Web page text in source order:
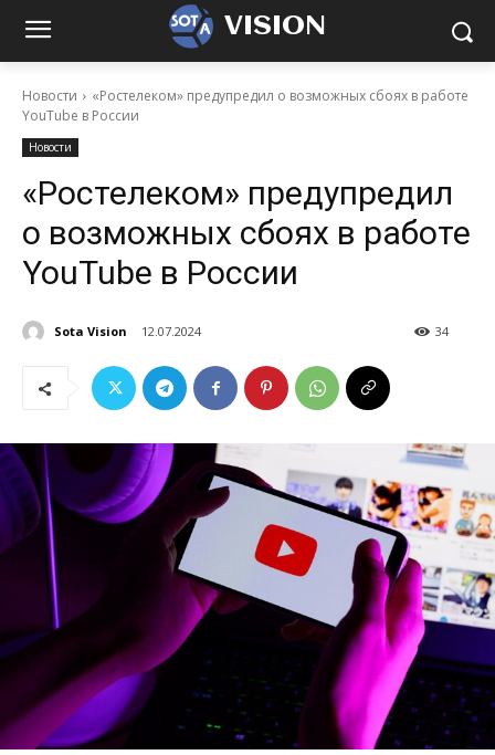
VISION
Новости
«Ростелеком» предупредил о возможных сбоях в работе
YouTube в России
Новости
«Ростелеком» предупредил
о возможных сбоях в работе
YouTube в России
Sota Vision 12.07.2024 34